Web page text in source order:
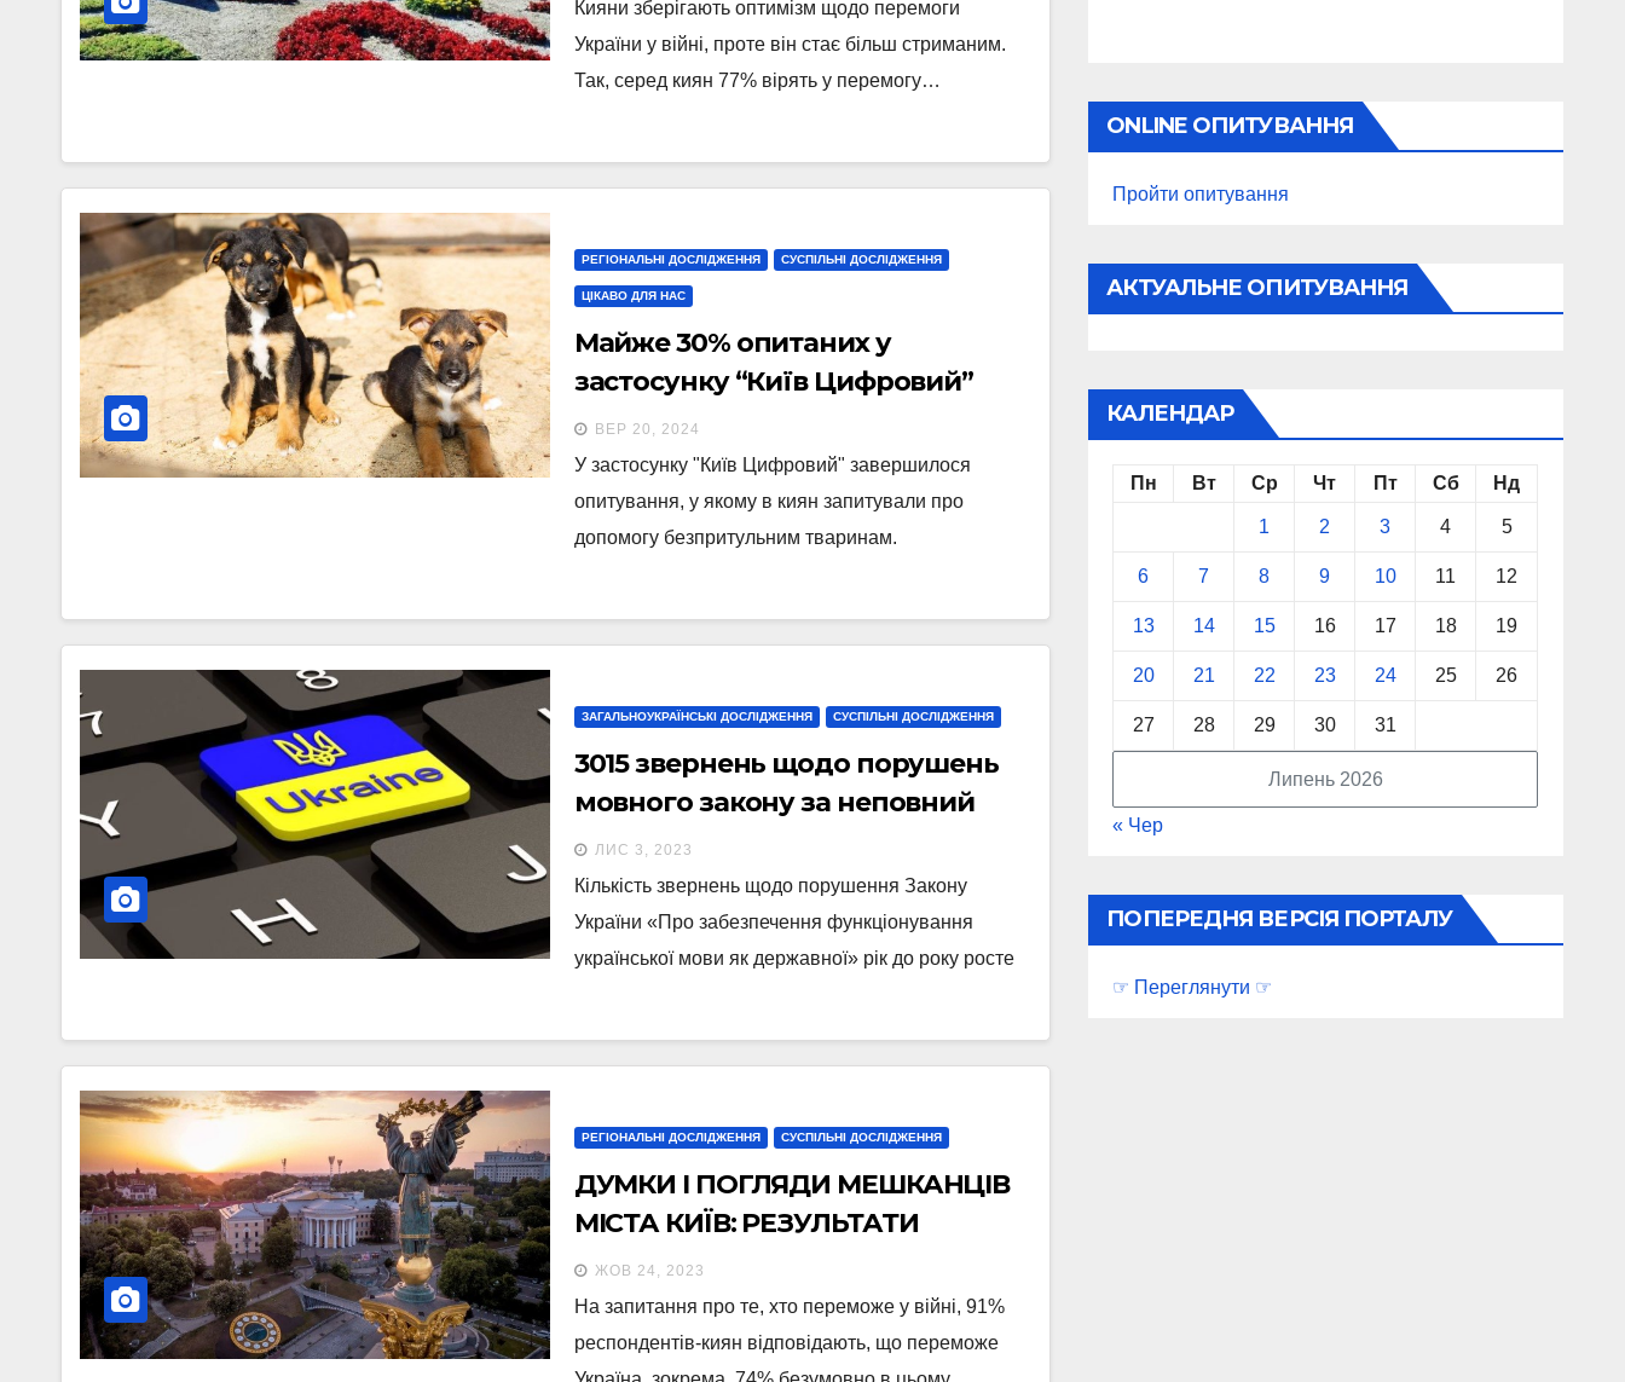
року
Кияни зберігають оптимізм щодо перемоги
України у війні, проте він стає більш стриманим.
Так, серед киян 77% вірять у перемогу…
РЕГІОНАЛЬНІ ДОСЛІДЖЕННЯ СУСПІЛЬНІ ДОСЛІДЖЕННЯ
ЦІКАВО ДЛЯ НАС
Майже 30% опитаних у
застосунку “Київ Цифровий”
жителів столиці забирали
безпритульну тварину з вулиці
додому
ВЕР 20, 2024
У застосунку "Київ Цифровий" завершилося
опитування, у якому в киян запитували про
допомогу безпритульним тваринам.
ЗАГАЛЬНОУКРАЇНСЬКІ ДОСЛІДЖЕННЯ СУСПІЛЬНІ ДОСЛІДЖЕННЯ
3015 звернень щодо порушень
мовного закону за неповний
2023 рік
ЛИС 3, 2023
Кількість звернень щодо порушення Закону
України «Про забезпечення функціонування
української мови як державної» рік до року росте
РЕГІОНАЛЬНІ ДОСЛІДЖЕННЯ СУСПІЛЬНІ ДОСЛІДЖЕННЯ
ДУМКИ І ПОГЛЯДИ МЕШКАНЦІВ
МІСТА КИЇВ: РЕЗУЛЬТАТИ
ТЕЛЕФОННОГО ОПИТУВАННЯ,
ПРОВЕДЕНОГО 12-16 ЖОВТНЯ
2023 РОКУ
ЖОВ 24, 2023
На запитання про те, хто переможе у війні, 91%
респондентів-киян відповідають, що переможе
ONLINE ОПИТУВАННЯ
Пройти опитування
АКТУАЛЬНЕ ОПИТУВАННЯ
КАЛЕНДАР
Липень 2026
Пн Вт Ср Чт Пт Сб Нд
1 2 3 4 5
6 7 8 9 10 11 12
13 14 15 16 17 18 19
20 21 22 23 24 25 26
27 28 29 30 31
« Чер
ПОПЕРЕДНЯ ВЕРСІЯ ПОРТАЛУ
☞ Переглянути ☞